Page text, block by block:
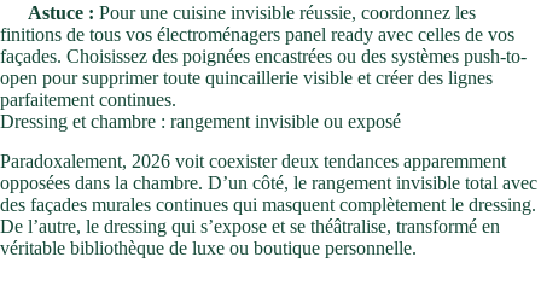
Astuce : Pour une cuisine invisible réussie, coordonnez les
finitions de tous vos électroménagers panel ready avec celles de vos
façades. Choisissez des poignées encastrées ou des systèmes push-to-
open pour supprimer toute quincaillerie visible et créer des lignes
parfaitement continues.
Dressing et chambre : rangement invisible ou exposé
Paradoxalement, 2026 voit coexister deux tendances apparemment
opposées dans la chambre. D’un côté, le rangement invisible total avec
des façades murales continues qui masquent complètement le dressing.
De l’autre, le dressing qui s’expose et se théâtralise, transformé en
véritable bibliothèque de luxe ou boutique personnelle.